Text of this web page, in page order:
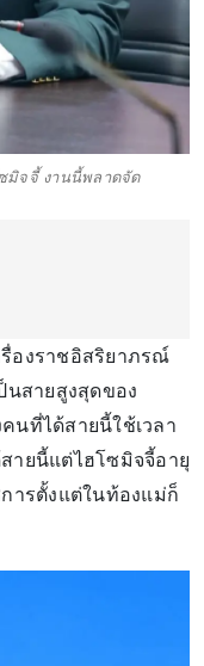
มิจจี้ งานนี้พลาดจัด
รื่องราชอิสริยาภรณ์
นสายสูงสุดของ
นที่ได้สายนี้ใช้เวลา
ายนี้แต่ไฮโซมิจจี้อายุ
ารตั้งแต่ในท้องแม่ก็